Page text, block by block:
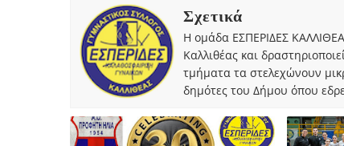
Σχετικά
Η ομάδα ΕΣΠΕΡΙΔΕΣ
Καλλιθέας και
τμήματα τα στελεχώνουν
δημότες του Δήμου όπου